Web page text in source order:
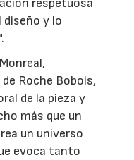
respetuosa
diseño y lo
Roche Bobois,
de la pieza y
más que un
un universo
evoca tanto